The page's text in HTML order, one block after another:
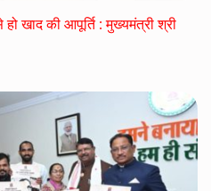
खाद की आपूर्ति : मुख्यमंत्री श्री